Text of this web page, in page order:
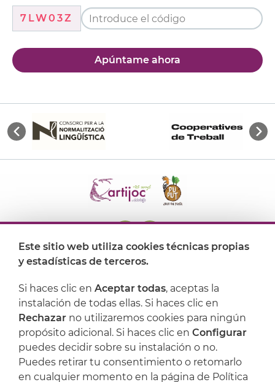
7LW03Z
Apúntame ahora
Dónde encontrarnos
Artijoc
Soporte
Este sitio web utiliza cookies técnicas propias
y estadísticas de terceros.
Si haces clic en Aceptar todas, aceptas la
instalación de todas ellas. Si haces clic en
Rechazar no utilizaremos cookies para ningún
propósito adicional. Si haces clic en Configurar
puedes decidir sobre su instalación o no.
Puedes retirar tu consentimiento o retomarlo
en cualquier momento en la página de Política